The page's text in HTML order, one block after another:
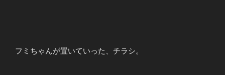
フミちゃんが置いていった、チラシ。